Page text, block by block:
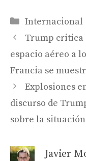
Categorías
Internacional
Trump critica
espacio aéreo a
Francia se
Explosiones
discurso de
sobre la situación
Javier